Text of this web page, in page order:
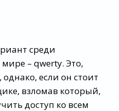
среди
– qwerty. Это,
если он стоит
взломав который,
доступ ко всем